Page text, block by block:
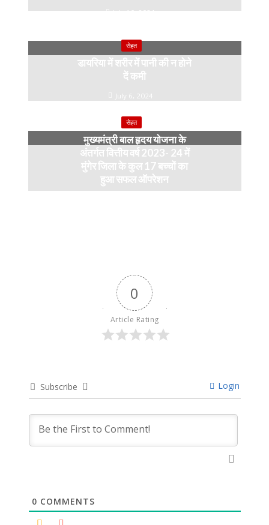
July 10, 2024
सेहत
डायरिया में शरीर में पानी की न होने
दें कमी
July 6, 2024
सेहत
मुख्यमंत्री बाल हृदय योजना के
अंतर्गत वित्तीय वर्ष 2023- 24 में
मुंगेर जिला के कुल 17 बच्चों का
हुआ सफल ऑपरेशन
0
Article Rating
Subscribe Login
0 COMMENTS